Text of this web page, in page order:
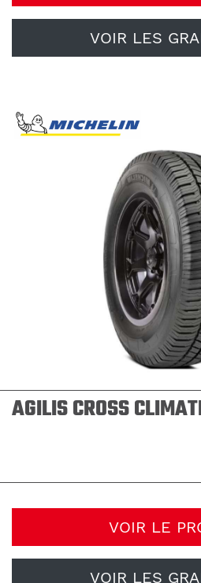
VOIR LES
AGILIS CROSS
VOIR LE
VOIR LES